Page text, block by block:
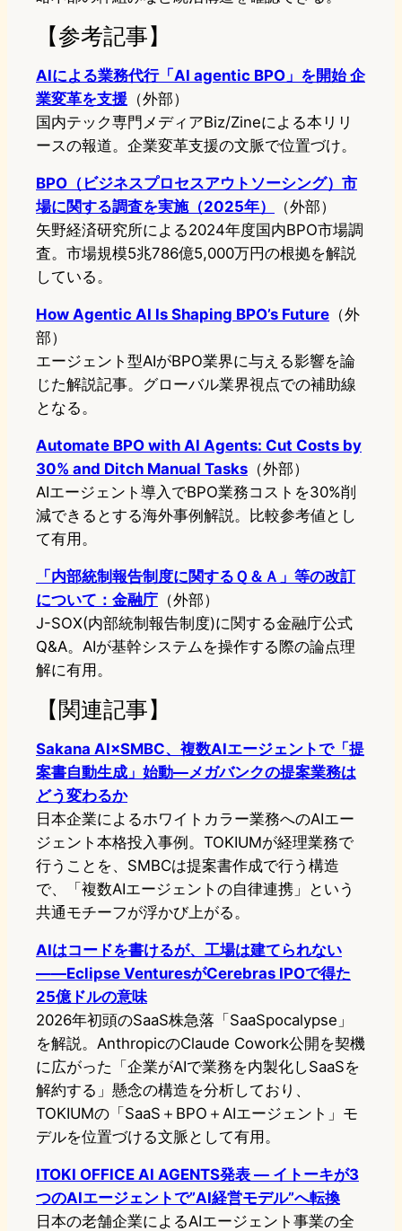
【参考記事】
AIによる業務代行「AI agentic BPO」を開始 企
業変革を支援 （外部）
国内テック専門メディアBiz/Zineによる本リリ
ースの報道。企業変革支援の文脈で位置づけ。
BPO（ビジネスプロセスアウトソーシング）市
場に関する調査を実施（2025年）
（外部）
矢野経済研究所による2024年度国内BPO市場調
査。市場規模5兆786億5,000万円の根拠を解説
している。
How Agentic AI Is Shaping BPO’s Future （外
部）
エージェント型AIがBPO業界に与える影響を論
じた解説記事。グローバル業界視点での補助線
となる。
Automate BPO with AI Agents: Cut Costs by
30% and Ditch Manual Tasks （外部）
AIエージェント導入でBPO業務コストを30%削
減できるとする海外事例解説。比較参考値とし
て有用。
「内部統制報告制度に関するＱ＆Ａ」等の改訂
について：金融庁 （外部）
J-SOX(内部統制報告制度)に関する金融庁公式
Q&A。AIが基幹システムを操作する際の論点理
解に有用。
【関連記事】
Sakana AI×SMBC、複数AIエージェントで「提
案書自動生成」始動―メガバンクの提案業務は
どう変わるか
日本企業によるホワイトカラー業務へのAIエー
ジェント本格投入事例。TOKIUMが経理業務で
行うことを、SMBCは提案書作成で行う構造
で、「複数AIエージェントの自律連携」という
共通モチーフが浮かび上がる。
AIはコードを書けるが、工場は建てられない
——Eclipse VenturesがCerebras IPOで得た
25億ドルの意味
2026年初頭のSaaS株急落「SaaSpocalypse」
を解説。AnthropicのClaude Cowork公開を契機
に広がった「企業がAIで業務を内製化しSaaSを
解約する」懸念の構造を分析しており、
TOKIUMの「SaaS＋BPO＋AIエージェント」モ
デルを位置づける文脈として有用。
ITOKI OFFICE AI AGENTS発表 ― イトーキが3
つのAIエージェントで”AI経営モデル”へ転換
日本の老舗企業によるAIエージェント事業の全